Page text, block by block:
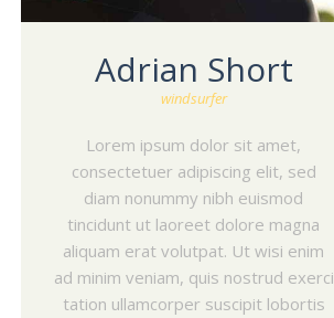
Adrian Short
windsurfer
Lorem ipsum dolor sit amet,
consectetuer adipiscing elit, sed
diam nonummy nibh euismod
tincidunt ut laoreet dolore magna
aliquam erat volutpat. Ut wisi enim
ad minim veniam, quis nostrud exerci
tation ullamcorper suscipit lobortis